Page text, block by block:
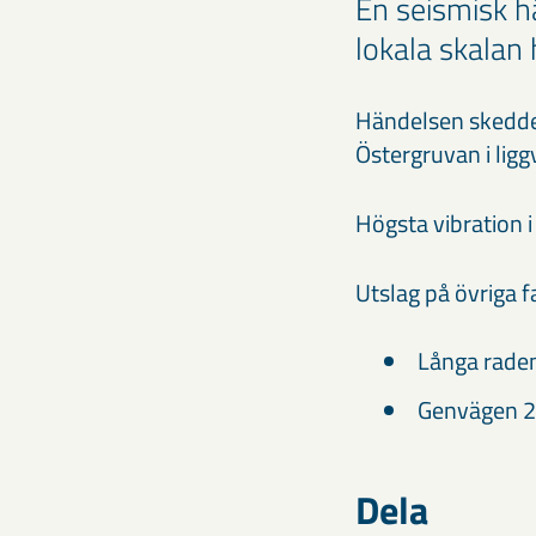
lokala
Händelsen
Östergruvan i
Högsta vibration
Utslag på övriga
Långa
Genvägen
Dela